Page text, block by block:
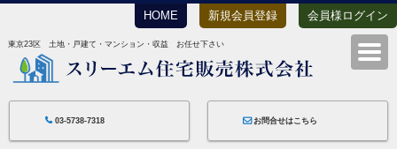
HOME 新規会員登録 会員様ログイン
東京23区 土地・戸建て・マンション・収益 お任せ下さい
03-5738-7318 お問合せはこちら